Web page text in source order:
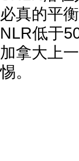
必真的平
NLR低于
加拿大上
惕。